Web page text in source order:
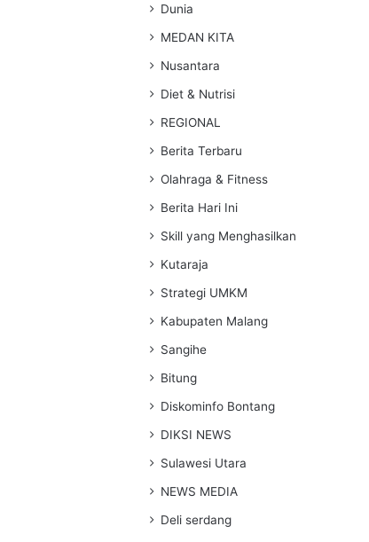
Dunia
MEDAN KITA
Nusantara
Diet & Nutrisi
REGIONAL
Berita Terbaru
Olahraga & Fitness
Berita Hari Ini
Skill yang Menghasilkan
Kutaraja
Strategi UMKM
Kabupaten Malang
Sangihe
Bitung
Diskominfo Bontang
DIKSI NEWS
Sulawesi Utara
NEWS MEDIA
Deli serdang